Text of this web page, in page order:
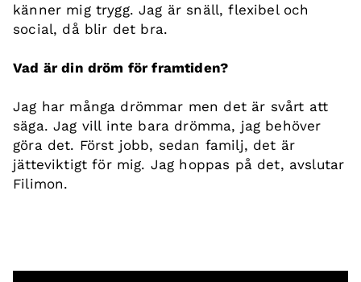
känner mig trygg. Jag är snäll, flexibel och
social, då blir det bra.
Vad är din dröm för framtiden?
Jag har många drömmar men det är svårt att
säga. Jag vill inte bara drömma, jag behöver
göra det. Först jobb, sedan familj, det är
jätteviktigt för mig. Jag hoppas på det, avslutar
Filimon.